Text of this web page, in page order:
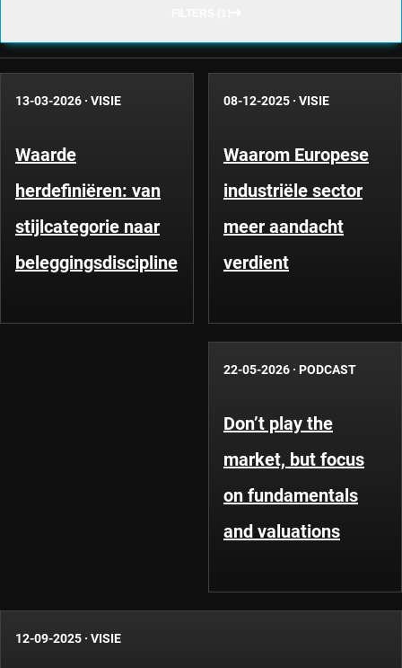
13-03-2026 · VISIE
Waarde
herdefiniëren: van
stijlcategorie naar
beleggingsdiscipline
08-12-2025 · VISIE
Waarom Europese
industriële sector
meer aandacht
verdient
22-05-2026 · PODCAST
Don’t play the
market, but focus
on fundamentals
and valuations
12-09-2025 · VISIE